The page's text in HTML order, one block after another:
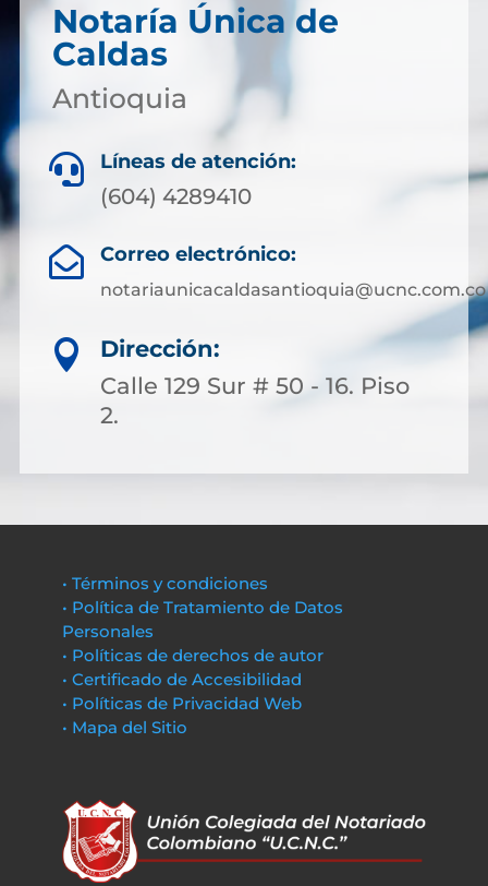
Notaría Única de
Caldas
Antioquia
 Líneas de atención:
(604) 4289410
 Correo electrónico:
notariaunicacaldasantioquia@ucnc.com.co

Dirección:
Calle 129 Sur # 50 - 16. Piso
2.
• Términos y condiciones
• Política de Tratamiento de Datos
Personales
• Políticas de derechos de autor
• Certificado de Accesibilidad
• Políticas de Privacidad Web
• Mapa del Sitio